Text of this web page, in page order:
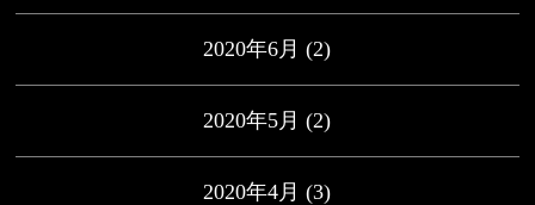
2020年6月 (2)
2020年5月 (2)
2020年4月 (3)